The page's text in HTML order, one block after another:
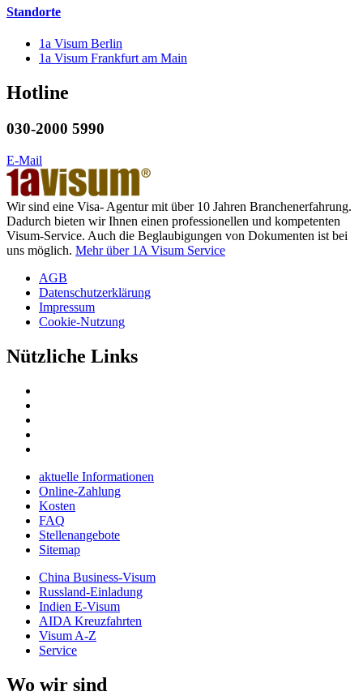
Standorte
1a Visum Berlin
1a Visum Frankfurt am Main
Hotline
030-2000 5990
E-Mail
Wir sind eine Visa- Agentur mit über 10 Jahren Branchenerfahrung.
Dadurch bieten wir Ihnen einen professionellen und kompetenten
Visum-Service. Auch die Beglaubigungen von Dokumenten ist bei
uns möglich. Mehr über 1A Visum Service
AGB
Datenschutzerklärung
Impressum
Cookie-Nutzung
Nützliche Links
aktuelle Informationen
Online-Zahlung
Kosten
FAQ
Stellenangebote
Sitemap
China Business-Visum
Russland-Einladung
Indien E-Visum
AIDA Kreuzfahrten
Visum A-Z
Service
Wo wir sind